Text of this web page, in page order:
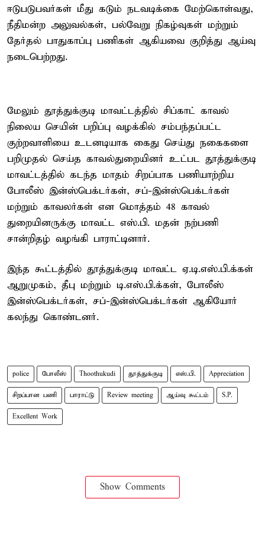
ஈடுபடுபவர்கள் மீது கடும் நடவடிக்கை மேற்கொள்வது,
நீதிமன்ற அலுவல்கள், பல்வேறு நிகழ்வுகள் மற்றும்
தேர்தல் பாதுகாப்பு பணிகள் ஆகியவை குறித்து ஆய்வு
நடைபெற்றது.
மேலும் தூத்துக்குடி மாவட்டத்தில் சிப்காட் காவல்
நிலைய செயின் பறிப்பு வழக்கில் சம்பந்தப்பட்ட
குற்றவாளியை உடனடியாக கைது செய்து நகைகளை
பறிமுதல் செய்த காவல்துறையினர் உட்பட தூத்துக்குடி
மாவட்டத்தில் கடந்த மாதம் சிறப்பாக பணியாற்றிய
போலீஸ் இன்ஸ்பெக்டர்கள், சப்-இன்ஸ்பெக்டர்கள்
மற்றும் காவலர்கள் என மொத்தம் 48 காவல்
துறையினருக்கு மாவட்ட எஸ்.பி. மதன் நற்பணி
சான்றிதழ் வழங்கி பாராட்டினார்.
இந்த கூட்டத்தில் தூத்துக்குடி மாவட்ட ஏ.டி.எஸ்.பி.க்கள்
ஆறுமுகம், தீபு மற்றும் டி.எஸ்.பி.க்கள், போலீஸ்
இன்ஸ்பெக்டர்கள், சப்-இன்ஸ்பெக்டர்கள் ஆகியோர்
கலந்து கொண்டனர்.
police போலீஸ் Thoothukudi தூத்துக்குடி எஸ்.பி. Appreciation
சிறப்பான பணி பாராட்டு Review meeting ஆய்வு கூட்டம் S.P.
Excellent Work
Show Comments